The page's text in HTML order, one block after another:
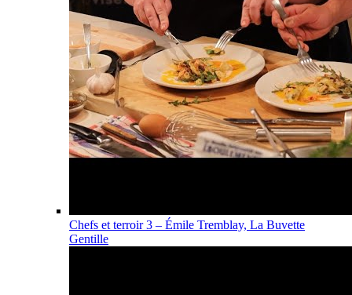
Chefs et terroir 3 – Émile Tremblay, La Buvette
Gentille